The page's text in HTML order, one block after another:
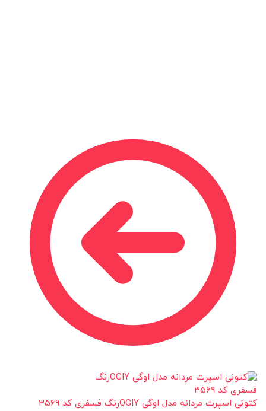
کتونی اسپرت مردانه مدل اوگی OGIYرنگ فسفری کد 3569